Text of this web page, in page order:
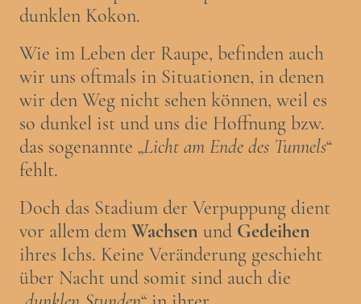
dunklen Kokon.
Wie im Leben der Raupe, befinden auch
wir uns oftmals in Situationen, in denen
wir den Weg nicht sehen können, weil es
so dunkel ist und uns die Hoffnung bzw.
das sogenannte „Licht am Ende des Tunnels“
fehlt.
Doch das Stadium der Verpuppung dient
vor allem dem Wachsen und Gedeihen
ihres Ichs. Keine Veränderung geschieht
über Nacht und somit sind auch die